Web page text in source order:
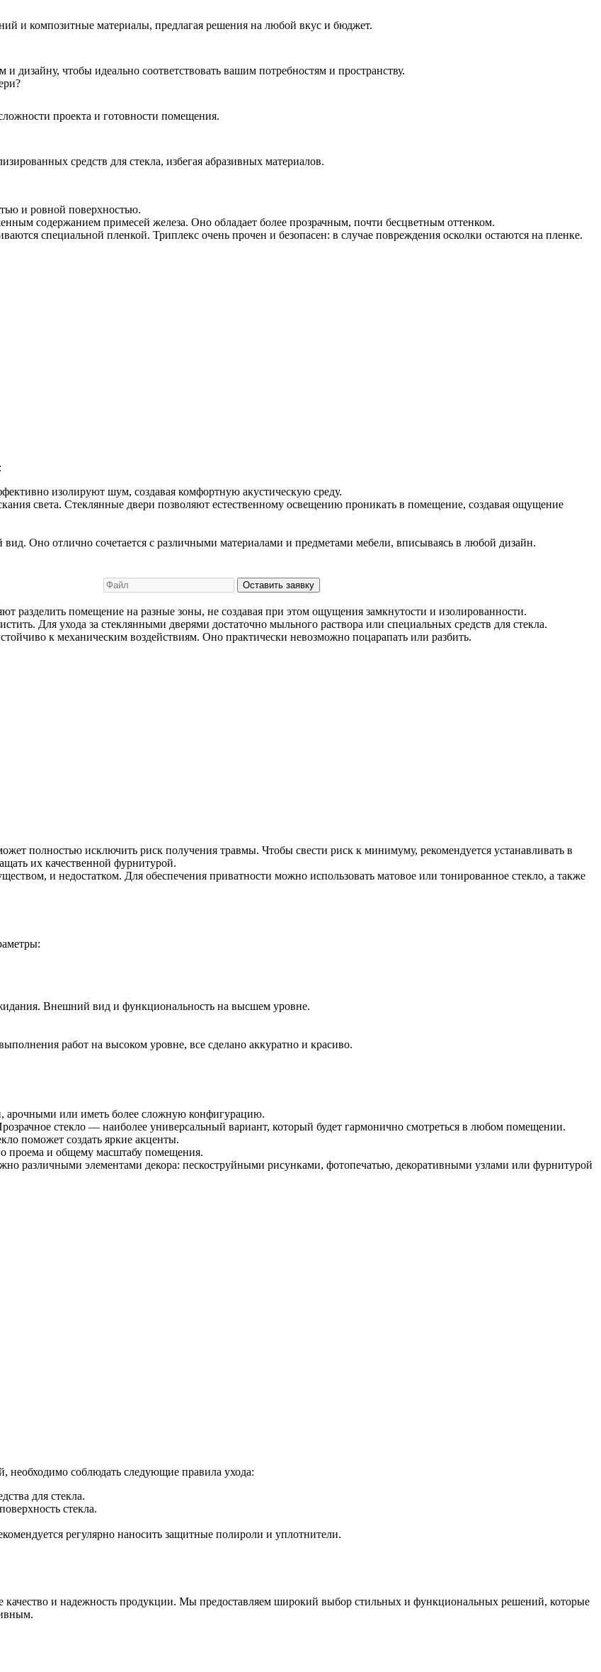
и композитные материалы, предлагая решения на любой вкус и бюджет.
чтобы идеально соответствовать вашим потребностям и пространству.
проекта и готовности помещения.
средств для стекла, избегая абразивных материалов.
и ровной поверхностью.
содержанием примесей железа. Оно обладает более прозрачным, почти бесцветным оттенком.
специальной пленкой. Триплекс очень прочен и безопасен: в случае повреждения осколки остаются на пленке.
изолируют шум, создавая комфортную акустическую среду.
света. Стеклянные двери позволяют естественному освещению проникать в помещение, создавая ощущение
Оно отлично сочетается с различными материалами и предметами мебели, вписываясь в любой дизайн.
Оставить заявку
разделить помещение на разные зоны, не создавая при этом ощущения замкнутости и изолированности.
Для ухода за стеклянными дверями достаточно мыльного раствора или специальных средств для стекла.
к механическим воздействиям. Оно практически невозможно поцарапать или разбить.
полностью исключить риск получения травмы. Чтобы свести риск к минимуму, рекомендуется устанавливать в
их качественной фурнитурой.
и недостатком. Для обеспечения приватности можно использовать матовое или тонированное стекло, а также
Внешний вид и функциональность на высшем уровне.
работ на высоком уровне, все сделано аккуратно и красиво.
арочными или иметь более сложную конфигурацию.
стекло — наиболее универсальный вариант, который будет гармонично смотреться в любом помещении.
поможет создать яркие акценты.
проема и общему масштабу помещения.
различными элементами декора: пескоструйными рисунками, фотопечатью, декоративными узлами или фурнитурой
необходимо соблюдать следующие правила ухода:
для стекла.
стекла.
регулярно наносить защитные полироли и уплотнители.
качество и надежность продукции. Мы предоставляем широкий выбор стильных и функциональных решений, которые